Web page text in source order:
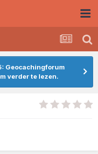
Geocachingforum
verder te lezen.